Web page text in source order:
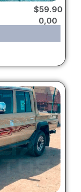
$59.90
0,00